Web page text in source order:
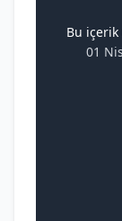
Bu içerik
01